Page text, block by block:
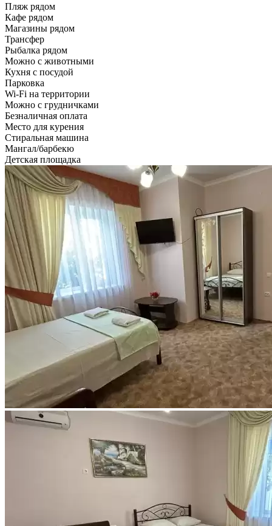
Пляж рядом
Кафе рядом
Магазины рядом
Трансфер
Рыбалка рядом
Можно с животными
Кухня с посудой
Парковка
Wi-Fi на территории
Можно с грудничками
Безналичная оплата
Место для курения
Стиральная машина
Мангал/барбекю
Детская площадка